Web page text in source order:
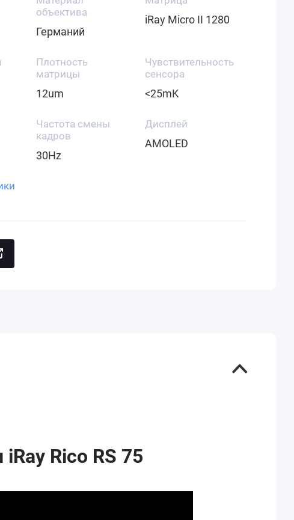
объектива
Германий
iRay Micro II 1280
Плотность
матрицы
12um
Чувствительность
сенсора
<25mK
Частота смены
кадров
30Hz
Дисплей
AMOLED
Rico RS 75